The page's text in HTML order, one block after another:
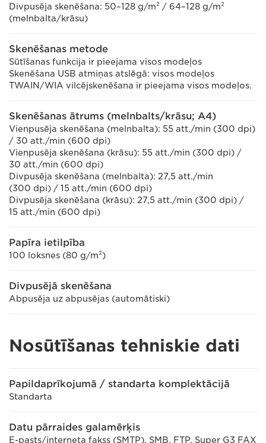
Divpusēja skenēšana: 50–128 g/m² / 64–128 g/m²
(melnbalta/krāsu)
Skenēšanas metode
Sūtīšanas funkcija ir pieejama visos modeļos
Skenēšana USB atmiņas atslēgā: visos modeļos
TWAIN/WIA vilcējskenēšana ir pieejama visos modeļos.
Skenēšanas ātrums (melnbalts/krāsu; A4)
Vienpusēja skenēšana (melnbalta): 55 att./min (300 dpi)
/ 30 att./min (600 dpi)
Vienpusēja skenēšana (krāsu): 55 att./min (300 dpi) /
30 att./min (600 dpi)
Divpusēja skenēšana (melnbalta): 27,5 att./min
(300 dpi) / 15 att./min (600 dpi)
Divpusēja skenēšana (krāsu): 27,5 att./min (300 dpi) /
15 att./min (600 dpi)
Papīra ietilpība
100 loksnes (80 g/m²)
Divpusējā skenēšana
Abpusēja uz abpusējas (automātiski)
Nosūtīšanas tehniskie dati
Papildaprīkojumā / standarta komplektācijā
Standarta
Datu pārraides galamērķis
E-pasts/interneta fakss (SMTP), SMB, FTP, Super G3 FAX